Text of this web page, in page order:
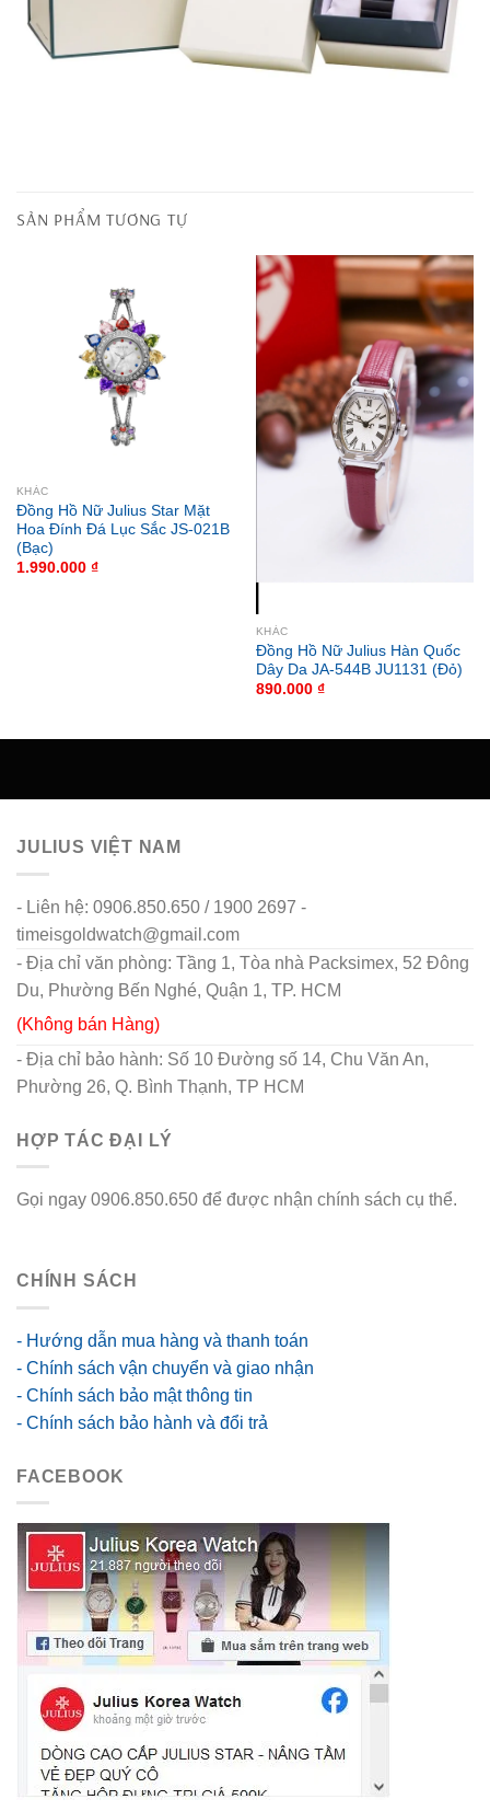
SẢN PHẨM TƯƠNG TỰ
KHÁC
Đồng Hồ Nữ Julius Star Mặt
Hoa Đính Đá Lục Sắc JS-021B
(Bạc)
1.990.000 ₫
KHÁC
Đồng Hồ Nữ Julius Hàn Quốc
Dây Da JA-544B JU1131 (Đỏ)
890.000 ₫
JULIUS VIỆT NAM
- Liên hệ: 0906.850.650 / 1900 2697 -
timeisgoldwatch@gmail.com
- Địa chỉ văn phòng: Tầng 1, Tòa nhà Packsimex, 52 Đông
Du, Phường Bến Nghé, Quận 1, TP. HCM
(Không bán Hàng)
- Địa chỉ bảo hành: Số 10 Đường số 14, Chu Văn An,
Phường 26, Q. Bình Thạnh, TP HCM
HỢP TÁC ĐẠI LÝ
Gọi ngay 0906.850.650 để được nhận chính sách cụ thể.
CHÍNH SÁCH
- Hướng dẫn mua hàng và thanh toán
- Chính sách vận chuyển và giao nhận
- Chính sách bảo mật thông tin
- Chính sách bảo hành và đổi trả
FACEBOOK